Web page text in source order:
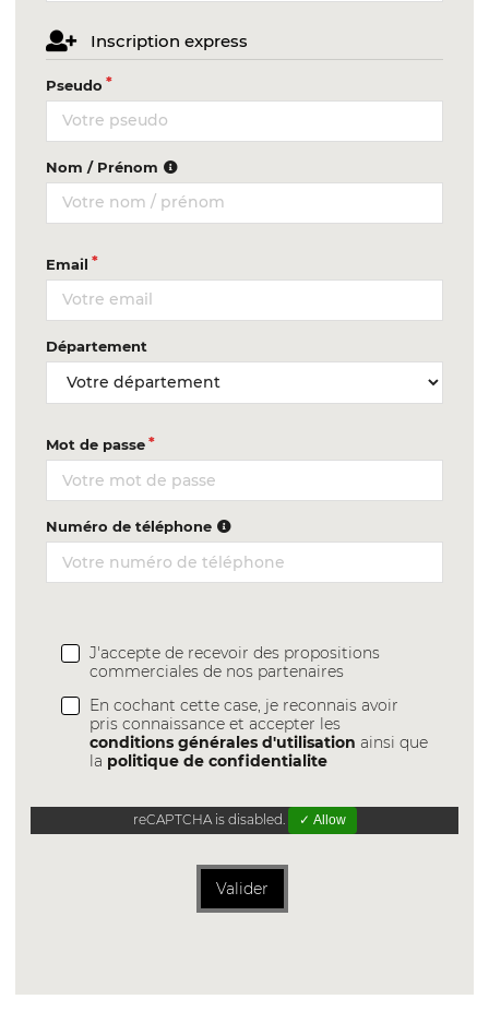
Inscription express
Pseudo
Nom / Prénom
Email
Département
Mot de passe
Numéro de téléphone
J'accepte de recevoir des propositions
commerciales de nos partenaires
En cochant cette case, je reconnais avoir
pris connaissance et accepter les
conditions générales d'utilisation ainsi que
la politique de confidentialite
reCAPTCHA is disabled. ✓ Allow
Valider